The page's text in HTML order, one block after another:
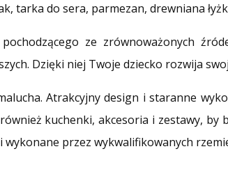
tarka do sera, parmezan, drewniana
ze zrównoważonych
Dzięki niej Twoje dziecko rozwija
Atrakcyjny design i staranne
kuchenki, akcesoria i zestawy,
przez wykwalifikowanych